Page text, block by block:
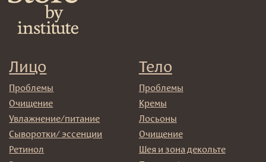
конфиденциальности
Договор оферта
Реквизиты и контакты
E-mail
→
Отправляя адрес электронной почты вы соглашаетесь
с политикой в отношении обработки персональных
данных